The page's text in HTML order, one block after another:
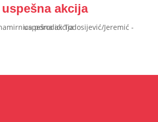
uspešna akcija